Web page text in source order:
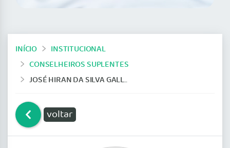
INÍCIO
INSTITUCIONAL
CONSELHEIROS SUPLENTES
JOSÉ HIRAN DA SILVA GALLO – CRM 197
voltar